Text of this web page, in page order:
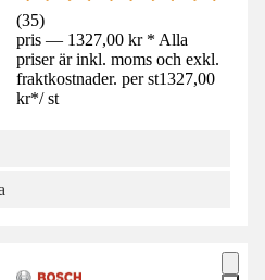
(35)
pris — 1327,00 kr * Alla
priser är inkl. moms och exkl.
fraktkostnader. per st1327,00
kr*/ st